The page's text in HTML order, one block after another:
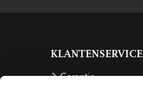
KLANTENSERVICE
Garantie